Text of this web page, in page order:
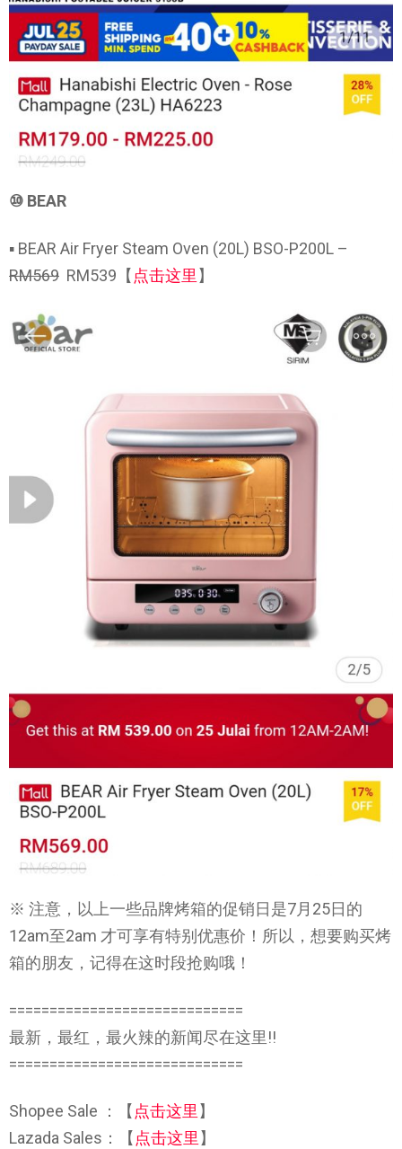
⑩ BEAR
▪ BEAR Air Fryer Steam Oven (20L) BSO-P200L –
RM569 RM539【 点击这里 】
※ 注意，以上一些品牌烤箱的促销日是7月25日的
12am至2am 才可享有特别优惠价！所以，想要购买烤
箱的朋友，记得在这时段抢购哦！
=============================
最新，最红，最火辣的新闻尽在这里!!
=============================
Shopee Sale ：【 点击这里 】
Lazada Sales：【 点击这里 】